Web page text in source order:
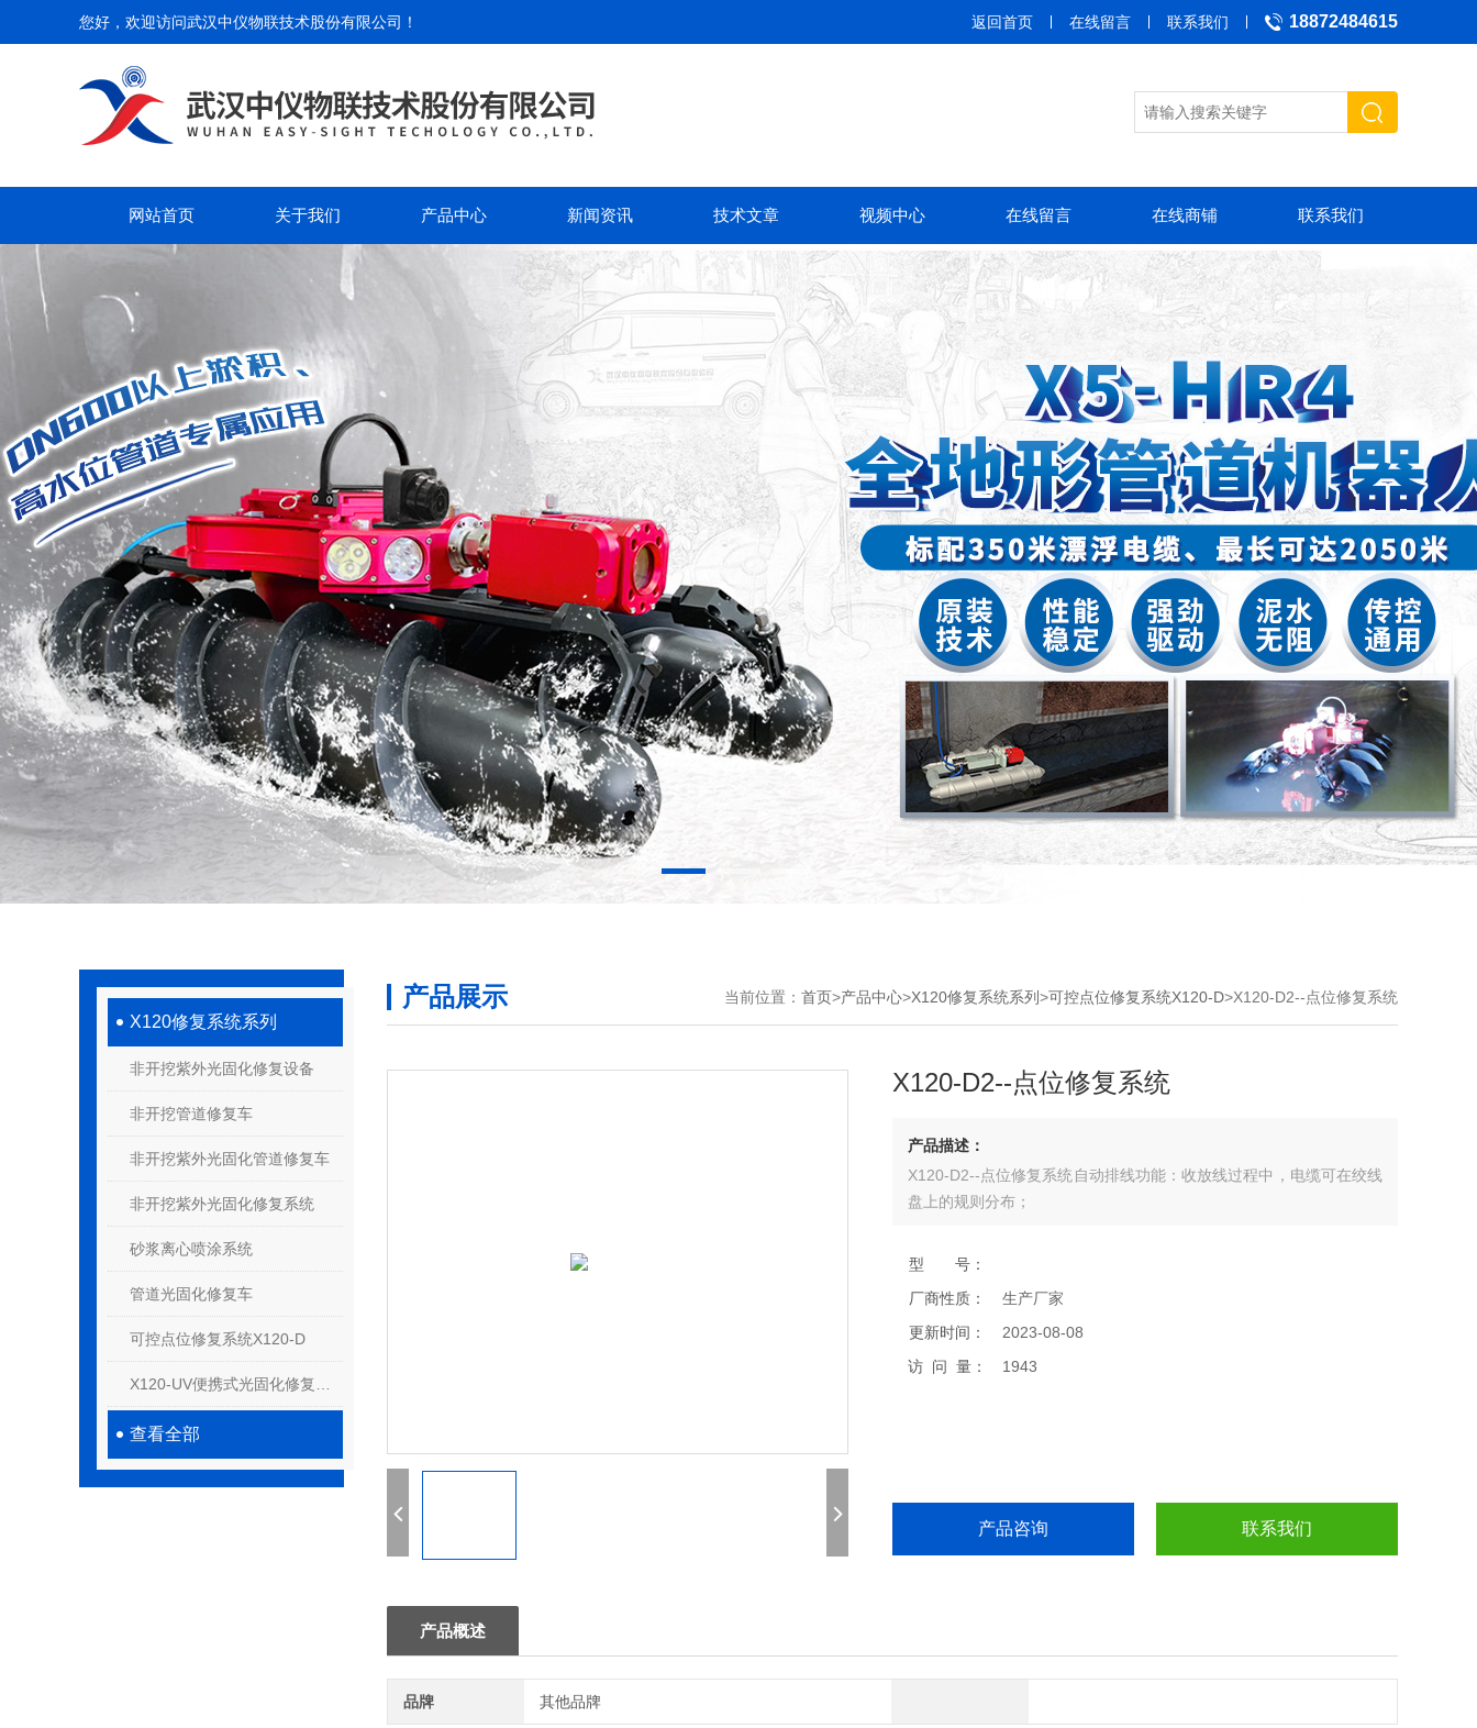
您好，欢迎访问武汉中仪物联技术股份有限公司 ！ 18872484615
返回首页 在线留言 联系我们
网站首页 关于我们 产品中心 新闻资讯 技术文章 视频中心 在线留言 在线商铺 联系我们
X120修复系统系列
非开挖紫外光固化修复设备
非开挖管道修复车
非开挖紫外光固化管道修复车
非开挖紫外光固化修复系统
砂浆离心喷涂系统
管道光固化修复车
可控点位修复系统X120-D
查看全部
产品展示 当前位置： 首页>产品中心>X120修复系统系列>可控点位修复系统X120-D>X120-D2--点位修复系统
X120-D2--点位修复系统
产品描述：
X120-D2--点位修复系统自动排线功能：收放线过程中，电缆可在绞线
盘上的规则分布；
型 号：
厂商性质：
生产厂家
更新时间：
2023-08-08
访 问 量：
1943
产品咨询 联系我们
产品概述
品牌 其他品牌